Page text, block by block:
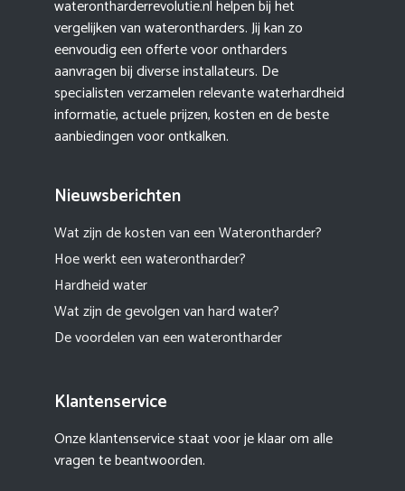
waterontharderrevolutie.nl helpen bij het
vergelijken van waterontharders. Jij kan zo
eenvoudig een offerte voor ontharders
aanvragen bij diverse installateurs. De
specialisten verzamelen relevante waterhardheid
informatie, actuele prijzen, kosten en de beste
aanbiedingen voor ontkalken.
Nieuwsberichten
Wat zijn de kosten van een Waterontharder?
Hoe werkt een waterontharder?
Hardheid water
Wat zijn de gevolgen van hard water?
De voordelen van een waterontharder
Klantenservice
Onze klantenservice staat voor je klaar om alle
vragen te beantwoorden.